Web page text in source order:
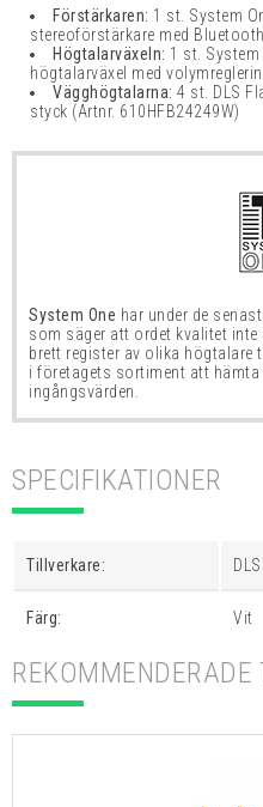
Förstärkaren: 1 st. System
stereoförstärkare med Bluetooth
Högtalarväxeln: 1 st. System
högtalarväxel med
Vägghögtalarna: 4 st. DLS
styck (Artnr. 610HFB24249W)
System One har under de
som säger att ordet kvalitet inte
brett register av olika högtalare
i företagets sortiment att
ingångsvärden.
SPECIFIKATIONER
Tillverkare:
Färg: Vit
REKOMMENDERADE